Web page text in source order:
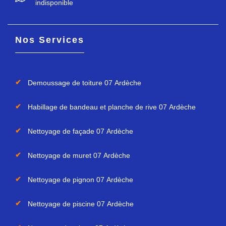
indisponible
Nos Services
Demoussage de toiture 07 Ardèche
Habillage de bandeau et planche de rive 07 Ardèche
Nettoyage de façade 07 Ardèche
Nettoyage de muret 07 Ardèche
Nettoyage de pignon 07 Ardèche
Nettoyage de piscine 07 Ardèche